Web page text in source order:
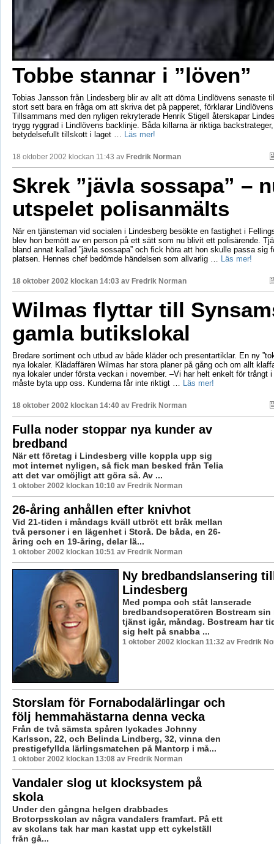
Tobbe stannar i ”löven”
Tobias Jansson från Lindesberg blir av allt att döma Lindlövens senaste
stort sett bara en fråga om att skriva det på papperet, förklarar
Tillsammans med den nyligen rekryterade Henrik Stigell återskapar
trygg ryggrad i Lindlövens backlinje. Båda killarna är riktiga
betydelsefullt tillskott i laget … Läs mer!
18 oktober 2002 klockan 11:43 av Fredrik Norman
Skrek ”jävla sossapa” –
utspelet polisanmälts
När en tjänsteman vid socialen i Lindesberg besökte en fastighet i
blev hon bemött av en person på ett sätt som nu blivit ett polisärende.
bland annat kallad ”jävla sossapa” och fick höra att hon skulle passa sig
platsen. Hennes chef bedömde händelsen som allvarlig … Läs mer!
18 oktober 2002 klockan 14:03 av Fredrik Norman
Wilmas flyttar till
gamla butikslokal
Bredare sortiment och utbud av både kläder och presentartiklar. En ny
nya lokaler. Klädaffären Wilmas har stora planer på gång och om allt
nya lokaler under första veckan i november. –Vi har helt enkelt för trångt
måste byta upp oss. Kunderna får inte riktigt … Läs mer!
18 oktober 2002 klockan 14:40 av Fredrik Norman
Fulla noder stoppar nya kunder av
bredband
När ett företag i Lindesberg ville koppla upp sig
mot internet nyligen, så fick man besked från Telia
att det var omöjligt att göra så. Av ...
1 oktober 2002 klockan 10:10 av Fredrik Norman
26-åring anhållen efter knivhot
Vid 21-tiden i måndags kväll utbröt ett bråk mellan
två personer i en lägenhet i Storå. De båda, en 26-
åring och en 19-åring, delar lä...
1 oktober 2002 klockan 10:51 av Fredrik Norman
Ny bredbandslansering
Lindesberg
Med pompa och ståt lanserade
bredbandsoperatören Bostream sin
tjänst igår, måndag. Bostream har
sig helt på snabba ...
1 oktober 2002 klockan 11:32 av Fredrik
Storslam för Fornabodalärlingar och
följ hemmahästarna denna vecka
Från de två sämsta spåren lyckades Johnny
Karlsson, 22, och Belinda Lindberg, 32, vinna den
prestigefyllda lärlingsmatchen på Mantorp i må...
1 oktober 2002 klockan 13:08 av Fredrik Norman
Vandaler slog ut klocksystem på
skola
Under den gångna helgen drabbades
Brotorpsskolan av några vandalers framfart. På ett
av skolans tak har man kastat upp ett cykelställ
från gå...